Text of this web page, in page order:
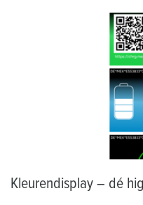
Kleuren­display – dé